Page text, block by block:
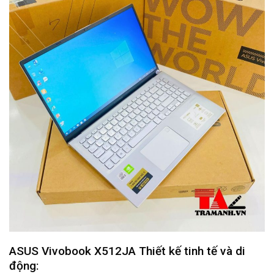
ASUS Vivobook X512JA Thiết kế tinh tế và di
động: